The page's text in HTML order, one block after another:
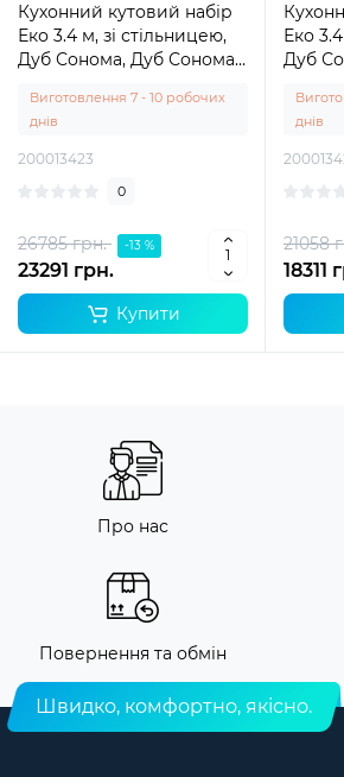
Кухонний кутовий набір
Еко 3.4 м, зі стільницею,
Дуб Сонома, Дуб Сонома
Виготовлення 7 - 10 робочих
днів
200013423
0
26785 грн. -13 %
23291 грн.
Купити
Еко
Дуб
днів
21058
18311
Про нас
Повернення та обмін
Швидко, комфортно, якісно.